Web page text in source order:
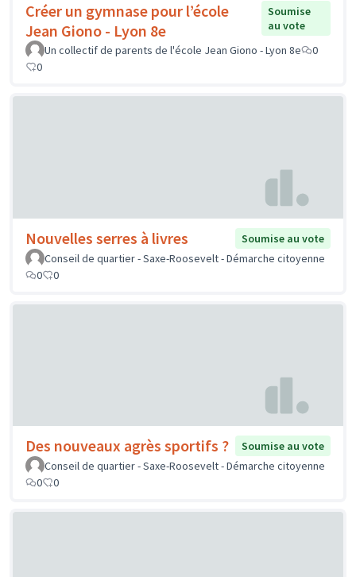
Créer un gymnase pour l’école
Jean Giono - Lyon 8e
Soumise
au vote
Un collectif de parents de l'école Jean Giono - Lyon 8e
0
0
Nouvelles serres à livres
Soumise au vote
Conseil de quartier - Saxe-Roosevelt - Démarche citoyenne
0
0
Des nouveaux agrès sportifs ?
Soumise au vote
Conseil de quartier - Saxe-Roosevelt - Démarche citoyenne
0
0